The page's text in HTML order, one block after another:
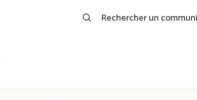
Rechercher un